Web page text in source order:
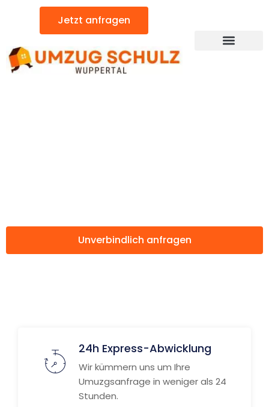
Jetzt anfragen
Unverbindlich anfragen
24h Express-Abwicklung
Wir kümmern uns um Ihre
Umuzgsanfrage in weniger als 24
Stunden.